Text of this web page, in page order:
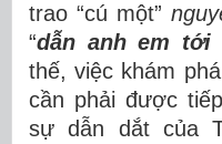
trao “cú một”
“dẫn anh em tới
thế, việc khám
cần phải được
sự dẫn dắt của